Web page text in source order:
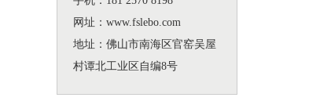
网址：www.fslebo.com
地址：佛山市南海区官窑吴屋
村谭北工业区自编8号